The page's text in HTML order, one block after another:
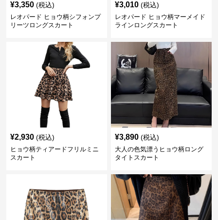
¥3,350 (税込)
レオパード ヒョウ柄シフォンプ
リーツロングスカート
¥3,010 (税込)
レオパード ヒョウ柄マーメイド
ラインロングスカート
¥2,930 (税込)
ヒョウ柄ティアードフリルミニ
スカート
¥3,890 (税込)
大人の色気漂うヒョウ柄ロング
タイトスカート